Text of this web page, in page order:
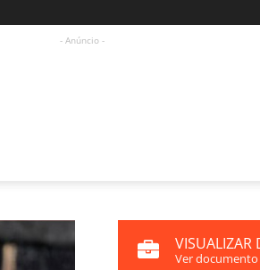
- Anúncio -
VISUALIZAR
Ver